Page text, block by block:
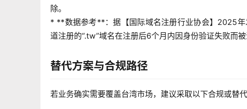
除。
* **数据参考**：据【国际域名注册行业协会】2025
道注册的“.tw”域名在注册后6个月内因身份验证失败而被
替代方案与合规路径
若业务确实需要覆盖台湾市场，建议采取以下合规或替